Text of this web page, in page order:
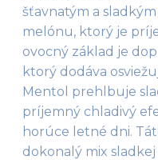
šťavnatým a
melónu, ktorý je
ovocný základ je
ktorý dodáva
Mentol prehlbuje
príjemný chladivý
horúce letné dni.
dokonalý mix